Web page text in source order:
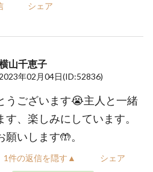
シェア
山千恵子
2023年02月04日(ID:52836)
うございます😭主人と一緒
す、楽しみにしています。
願いします🤲。
1件の返信を隠す▲ シェア